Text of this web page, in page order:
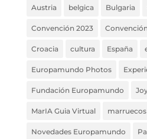
Austria belgica Bulgaria
Convención 2023
Croacia cultura España
Europamundo Photos
Fundación Europamundo
MarIA Guia Virtual marruecos
Novedades Europamundo